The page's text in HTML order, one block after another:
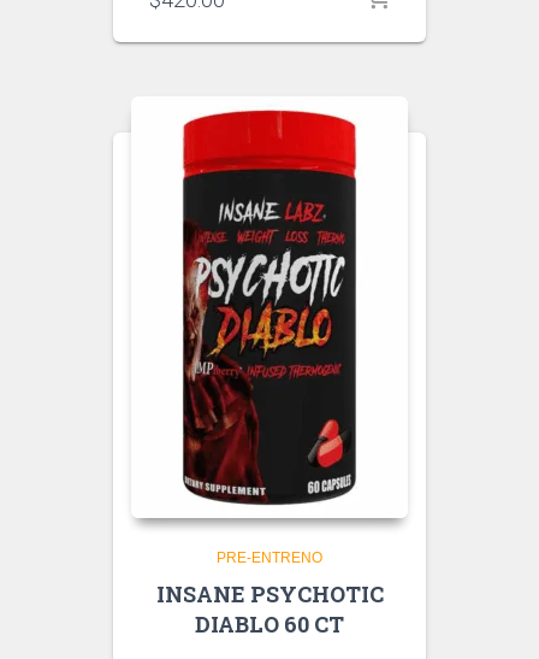
PRE-ENTRENO
INSANE PSYCHOTIC
DIABLO 60 CT